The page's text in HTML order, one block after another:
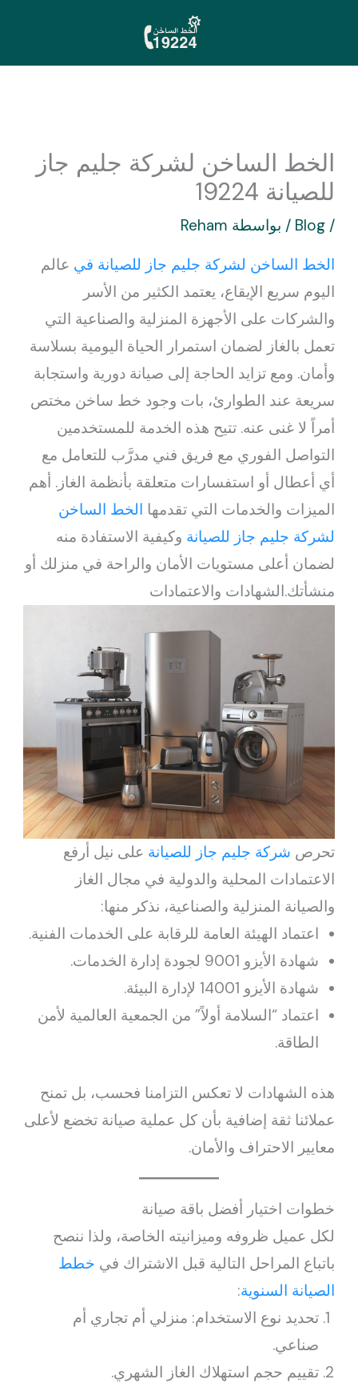
المحتوى
الخط الساخن لشركة جليم جاز
للصيانة 19224
/
Blog / بواسطة Reham
الخط الساخن لشركة جليم جاز للصيانة في عالم
اليوم سريع الإيقاع، يعتمد الكثير من الأسر
والشركات على الأجهزة المنزلية والصناعية التي
تعمل بالغاز لضمان استمرار الحياة اليومية بسلاسة
وأمان. ومع تزايد الحاجة إلى صيانة دورية واستجابة
سريعة عند الطوارئ، بات وجود خط ساخن مختص
أمراً لا غنى عنه. تتيح هذه الخدمة للمستخدمين
التواصل الفوري مع فريق فني مدرَّب للتعامل مع
أي أعطال أو استفسارات متعلقة بأنظمة الغاز. أهم
الميزات والخدمات التي تقدمها الخط الساخن
لشركة جليم جاز للصيانة وكيفية الاستفادة منه
لضمان أعلى مستويات الأمان والراحة في منزلك أو
منشأتك.الشهادات والاعتمادات
تحرص شركة جليم جاز للصيانة على نيل أرفع
الاعتمادات المحلية والدولية في مجال الغاز
والصيانة المنزلية والصناعية، نذكر منها:
اعتماد الهيئة العامة للرقابة على الخدمات الفنية.
شهادة الأيزو 9001 لجودة إدارة الخدمات.
شهادة الأيزو 14001 لإدارة البيئة.
اعتماد “السلامة أولاً” من الجمعية العالمية لأمن
الطاقة.
هذه الشهادات لا تعكس التزامنا فحسب، بل تمنح
عملائنا ثقة إضافية بأن كل عملية صيانة تخضع لأعلى
معايير الاحتراف والأمان.
خطوات اختيار أفضل باقة صيانة
لكل عميل ظروفه وميزانيته الخاصة، ولذا ننصح
باتباع المراحل التالية قبل الاشتراك في خطط
الصيانة السنوية:
تحديد نوع الاستخدام: منزلي أم تجاري أم
صناعي.
تقييم حجم استهلاك الغاز الشهري.